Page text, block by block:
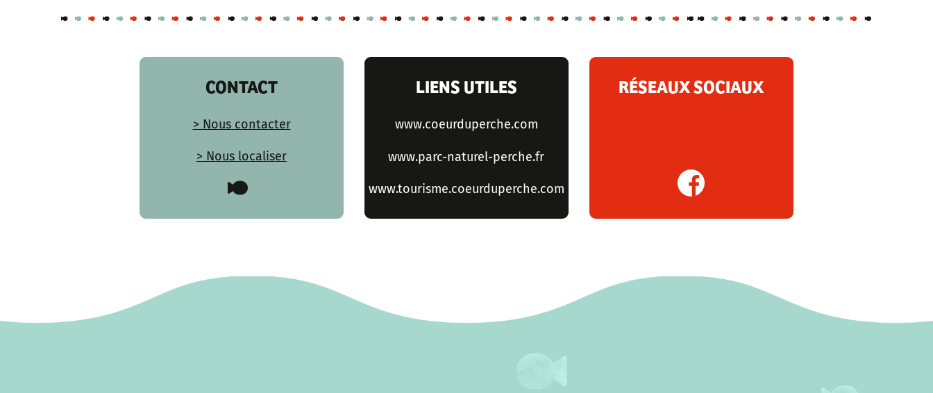
CONTACT
> Nous contacter
> Nous localiser
LIENS UTILES
www.coeurduperche.com
www.parc-naturel-perche.fr
www.tourisme.coeurduperche.com
RÉSEAUX SOCIAUX